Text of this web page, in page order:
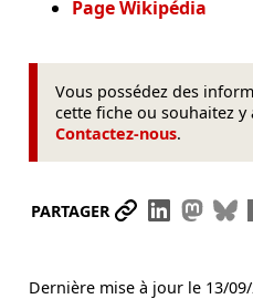
Page Wikipédia
Vous possédez des
cette fiche ou souhaitez
Contactez-nous.
PARTAGER Partager le
Dernière mise à jour le 13/